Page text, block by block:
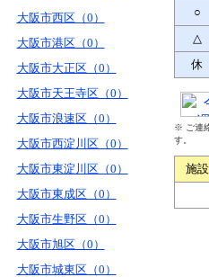
大阪市西区（0）
大阪市港区（0）
大阪市大正区（0）
大阪市天王寺区（0）
大阪市浪速区（0）
大阪市西淀川区（0）
大阪市東淀川区（0）
大阪市東成区（0）
大阪市生野区（0）
大阪市旭区（0）
大阪市城東区（0）
○
△
休
※ ご連
す。
施